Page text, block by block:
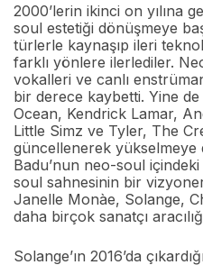
2000’lerin ikinci on yılına
soul estetiği dönüşmeye
türlerle kaynaşıp ileri
farklı yönlere ilerlediler.
vokalleri ve canlı
bir derece kaybetti. Yine
Ocean, Kendrick Lamar,
Little Simz ve Tyler, The
güncellenerek yükselmeye
Badu’nun neo-soul
soul sahnesinin bir
Janelle Monàe, Solange,
daha birçok sanatçı
Solange’ın 2016’da